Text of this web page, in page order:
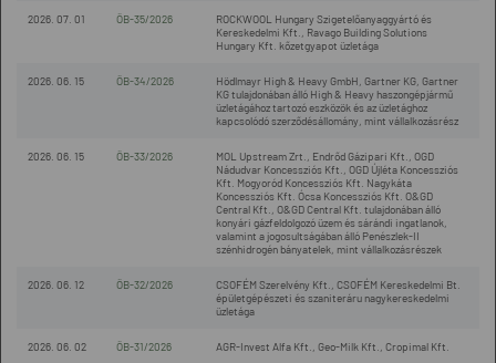
2026. 07. 01 ÖB-35/2026
ROCKWOOL Hungary Szigetelőanyaggyártó és
Kereskedelmi Kft., Ravago Building Solutions
Hungary Kft. kőzetgyapot üzletága
2026. 06. 15 ÖB-34/2026
Hödlmayr High & Heavy GmbH, Gartner KG, Gartner
KG tulajdonában álló High & Heavy haszongépjármű
üzletágához tartozó eszközök és az üzletághoz
kapcsolódó szerződésállomány, mint vállalkozásrész
2026. 06. 15 ÖB-33/2026
MOL Upstream Zrt., Endrőd Gázipari Kft., OGD
Nádudvar Koncessziós Kft., OGD Újléta Koncessziós
Kft. Mogyoród Koncessziós Kft. Nagykáta
Koncessziós Kft. Ócsa Koncessziós Kft. O&GD
Central Kft., O&GD Central Kft. tulajdonában álló
konyári gázfeldolgozó üzem és sárándi ingatlanok,
valamint a jogosultságában álló Penészlek-II
szénhidrogén bányatelek, mint vállalkozásrészek
2026. 06. 12 ÖB-32/2026
CSOFÉM Szerelvény Kft., CSOFÉM Kereskedelmi Bt.
épületgépészeti és szaniteráru nagykereskedelmi
üzletága
2026. 06. 02 ÖB-31/2026 AGR-Invest Alfa Kft., Geo-Milk Kft., Cropimal Kft.